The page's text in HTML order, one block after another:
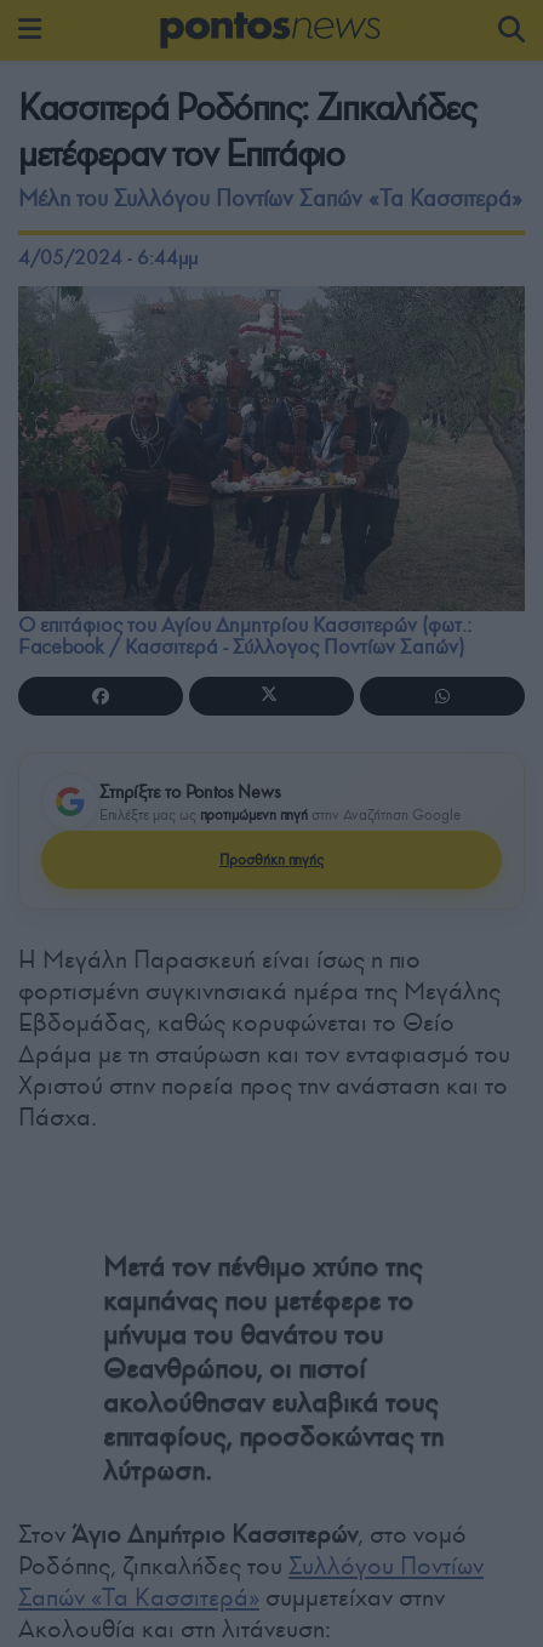
Κασσιτερά Ροδόπης: Ζιπκαλήδες
μετέφεραν τον Επιτάφιο
Μέλη του Συλλόγου Ποντίων Σαπών «Τα Κασσιτερά»
4/05/2024 - 6:44μμ
Ο επιτάφιος του Αγίου Δημητρίου Κασσιτερών (φωτ.:
Facebook / Κασσιτερά - Σύλλογος Ποντίων Σαπών)
Στηρίξτε το Pontos News
Επιλέξτε μας ως προτιμώμενη πηγή στην Αναζήτηση Google
Προσθήκη πηγής
Η Μεγάλη Παρασκευή είναι ίσως η πιο
φορτισμένη συγκινησιακά ημέρα της Μεγάλης
Εβδομάδας, καθώς κορυφώνεται το Θείο
Δράμα με τη σταύρωση και τον ενταφιασμό του
Χριστού στην πορεία προς την ανάσταση και το
Πάσχα.
Μετά τον πένθιμο χτύπο της
καμπάνας που μετέφερε το
μήνυμα του θανάτου του
Θεανθρώπου, οι πιστοί
ακολούθησαν ευλαβικά τους
επιταφίους, προσδοκώντας τη
λύτρωση.
ΣτονΆγιο Δημήτριο Κασσιτερών, στο νομό
Ροδόπης, ζιπκαλήδες του Συλλόγου Ποντίων
Σαπών «Τα Κασσιτερά» συμμετείχαν στην
Ακολουθία και στη λιτάνευση: